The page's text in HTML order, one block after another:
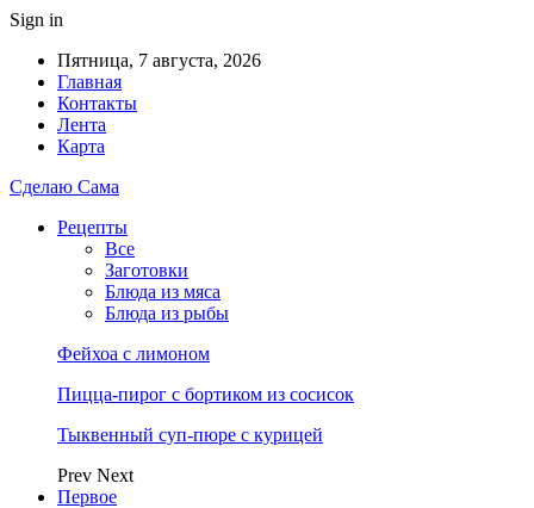
Sign in
Пятница, 7 августа, 2026
Главная
Контакты
Лента
Карта
Сделаю Сама
Рецепты
Все
Заготовки
Блюда из мяса
Блюда из рыбы
Фейхоа с лимоном
Пицца-пирог с бортиком из сосисок
Тыквенный суп-пюре с курицей
Prev Next
Первое